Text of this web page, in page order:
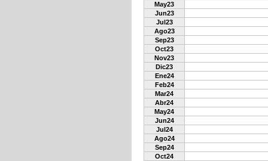
May23
Jun23
Jul23
Ago23
Sep23
Oct23
Nov23
Dic23
Ene24
Feb24
Mar24
Abr24
May24
Jun24
Jul24
Ago24
Sep24
Oct24